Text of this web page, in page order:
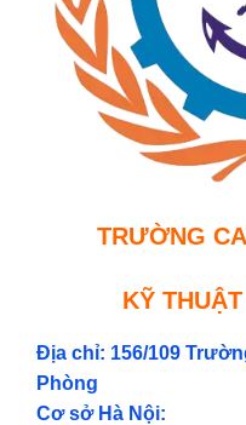
TRƯỜNG
KỸ
Địa chỉ: 156/109
Phòng
Cơ sở Hà Nội: